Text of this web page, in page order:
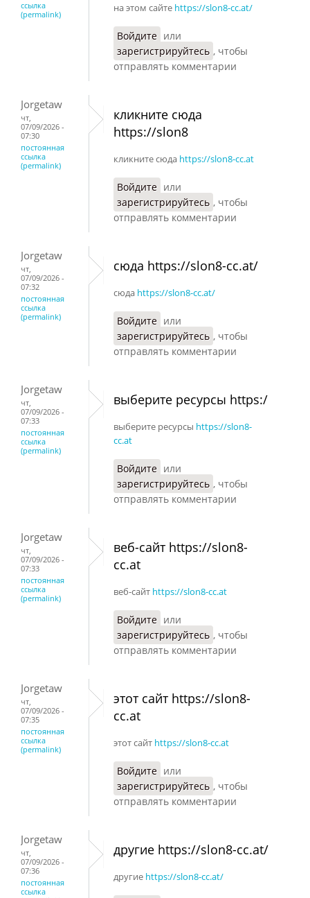
ссылка
(permalink)
на этом сайте https://slon8-cc.at/
Войдите или
зарегистрируйтесь , чтобы
отправлять комментарии
Jorgetaw
чт,
07/09/2026 -
07:30
постоянная
ссылка
(permalink)
кликните сюда
https://slon8
кликните сюда https://slon8-cc.at
Войдите или
зарегистрируйтесь , чтобы
отправлять комментарии
Jorgetaw
чт,
07/09/2026 -
07:32
постоянная
ссылка
(permalink)
сюда https://slon8-cc.at/
сюда https://slon8-cc.at/
Войдите или
зарегистрируйтесь , чтобы
отправлять комментарии
Jorgetaw
чт,
07/09/2026 -
07:33
постоянная
ссылка
(permalink)
выберите ресурсы https:/
выберите ресурсы https://slon8-
cc.at
Войдите или
зарегистрируйтесь , чтобы
отправлять комментарии
Jorgetaw
чт,
07/09/2026 -
07:33
постоянная
ссылка
(permalink)
веб-сайт https://slon8-
cc.at
веб-сайт https://slon8-cc.at
Войдите или
зарегистрируйтесь , чтобы
отправлять комментарии
Jorgetaw
чт,
07/09/2026 -
07:35
постоянная
ссылка
(permalink)
этот сайт https://slon8-
cc.at
этот сайт https://slon8-cc.at
Войдите или
зарегистрируйтесь , чтобы
отправлять комментарии
Jorgetaw
чт,
07/09/2026 -
07:36
постоянная
ссылка
другие https://slon8-cc.at/
другие https://slon8-cc.at/